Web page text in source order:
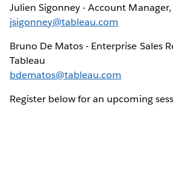
Julien Sigonney - Account Manager,
jsigonney@tableau.com
Bruno De Matos - Enterprise Sales
Tableau
bdematos@tableau.com
Register below for an upcoming